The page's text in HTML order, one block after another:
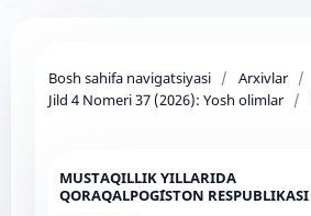
Bosh sahifa navigatsiyasi / Arxivlar /
Jild 4 Nomeri 37 (2026): Yosh olimlar /
MUSTAQILLIK YILLARIDA
QORAQALPOG`ISTON RESPUBLIKASI